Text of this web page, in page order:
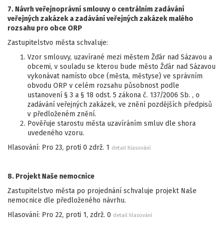
7. Návrh veřejnoprávní smlouvy o centrálním zadávání
veřejných zakázek a zadávání veřejných zakázek malého
rozsahu pro obce ORP
Zastupitelstvo města schvaluje:
Vzor smlouvy, uzavírané mezi městem Žďár nad Sázavou a
obcemi, v souladu se kterou bude město Žďár nad Sázavou
vykonávat namísto obce (města, městyse) ve správním
obvodu ORP v celém rozsahu působnost podle
ustanovení § 3 a § 18 odst. 5 zákona č. 137/2006 Sb. , o
zadávání veřejných zakázek, ve znění pozdějších předpisů
v předloženém znění.
Pověřuje starostu města uzavíráním smluv dle shora
uvedeného vzoru.
Hlasování: Pro 23, proti 0 zdrž. 1 detail hlasování
8. Projekt Naše nemocnice
Zastupitelstvo města po projednání schvaluje projekt Naše
nemocnice dle předloženého návrhu.
Hlasování: Pro 22, proti 1, zdrž. 0 detail hlasování